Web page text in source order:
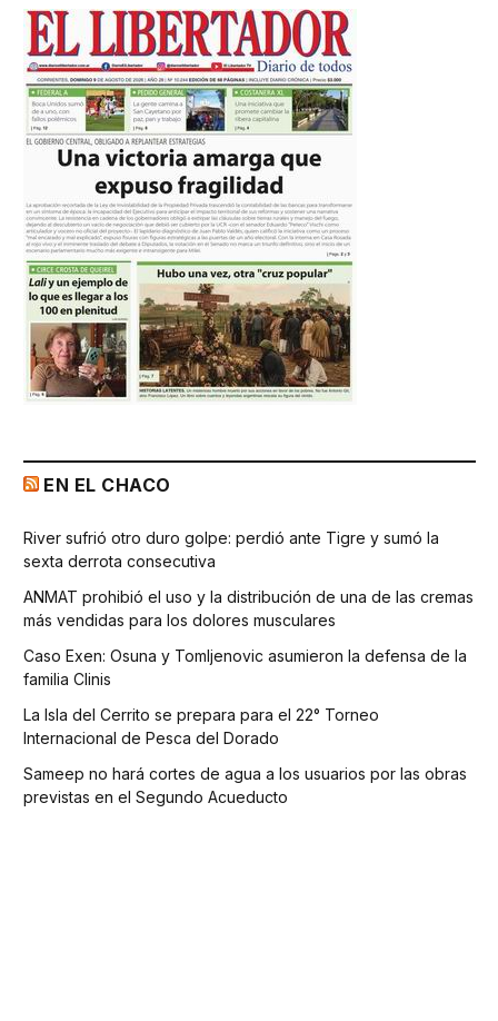
EN EL CHACO
River sufrió otro duro golpe: perdió ante Tigre y sumó la
sexta derrota consecutiva
ANMAT prohibió el uso y la distribución de una de las cremas
más vendidas para los dolores musculares
Caso Exen: Osuna y Tomljenovic asumieron la defensa de la
familia Clinis
La Isla del Cerrito se prepara para el 22° Torneo
Internacional de Pesca del Dorado
Sameep no hará cortes de agua a los usuarios por las obras
previstas en el Segundo Acueducto